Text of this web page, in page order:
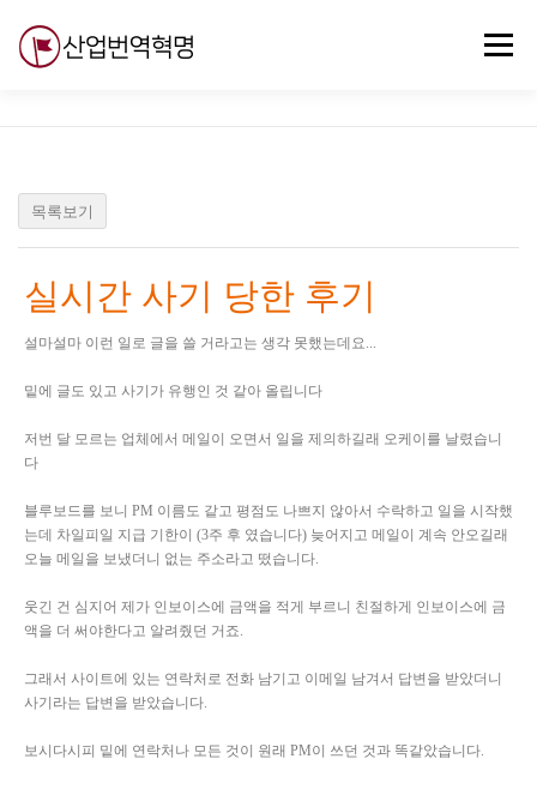
메뉴
목록보기
실시간 사기 당한 후기
설마설마 이런 일로 글을 쓸 거라고는 생각 못했는데요...
밑에 글도 있고 사기가 유행인 것 같아 올립니다
저번 달 모르는 업체에서 메일이 오면서 일을 제의하길래 오케이를 날렸습니
다
블루보드를 보니 PM 이름도 같고 평점도 나쁘지 않아서 수락하고 일을 시작했
는데 차일피일 지급 기한이 (3주 후 였습니다) 늦어지고 메일이 계속 안오길래
오늘 메일을 보냈더니 없는 주소라고 떴습니다.
웃긴 건 심지어 제가 인보이스에 금액을 적게 부르니 친절하게 인보이스에 금
액을 더 써야한다고 알려줬던 거죠.
그래서 사이트에 있는 연락처로 전화 남기고 이메일 남겨서 답변을 받았더니
사기라는 답변을 받았습니다.
보시다시피 밑에 연락처나 모든 것이 원래 PM이 쓰던 것과 똑같았습니다.